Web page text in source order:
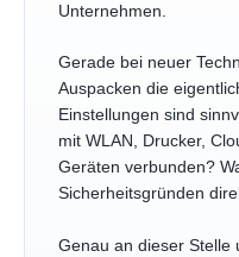
Unternehmen.
Gerade bei neuer
Auspacken die
Einstellungen sind
mit WLAN, Drucker,
Geräten verbunden?
Sicherheitsgründen
Genau an dieser Stelle